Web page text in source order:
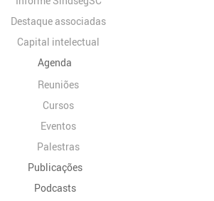
Destaque associadas
Capital intelectual
Agenda
Reuniões
Cursos
Eventos
Palestras
Publicações
Podcasts